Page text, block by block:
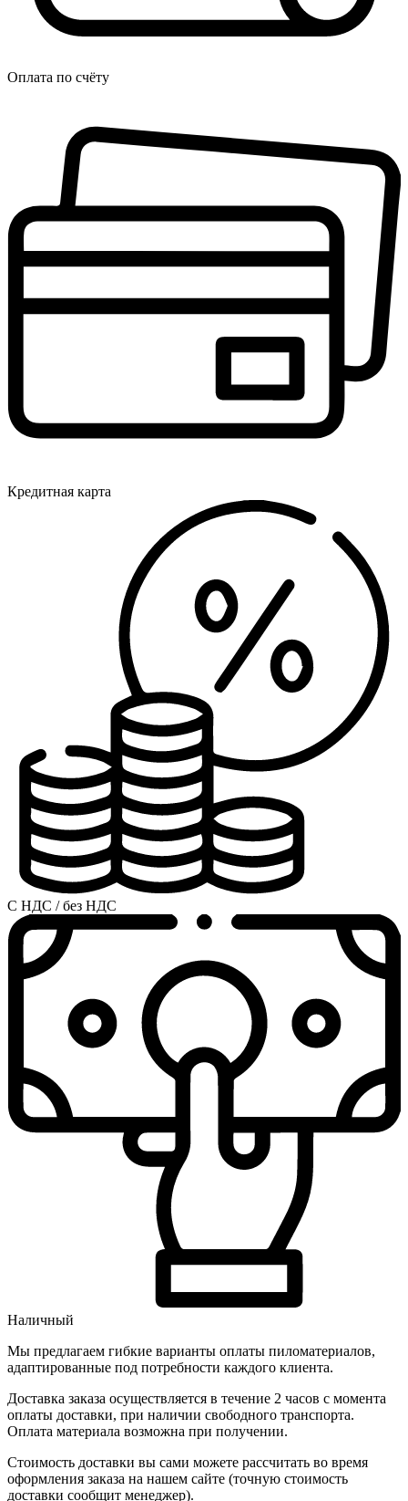
Оплата по счёту
Кредитная карта
С НДС / без НДС
Наличный
Мы предлагаем гибкие варианты оплаты пиломатериалов,
адаптированные под потребности каждого клиента.
Доставка заказа осуществляется в течение 2 часов с момента
оплаты доставки, при наличии свободного транспорта.
Оплата материала возможна при получении.
Стоимость доставки вы сами можете рассчитать во время
оформления заказа на нашем сайте (точную стоимость
доставки сообщит менеджер).